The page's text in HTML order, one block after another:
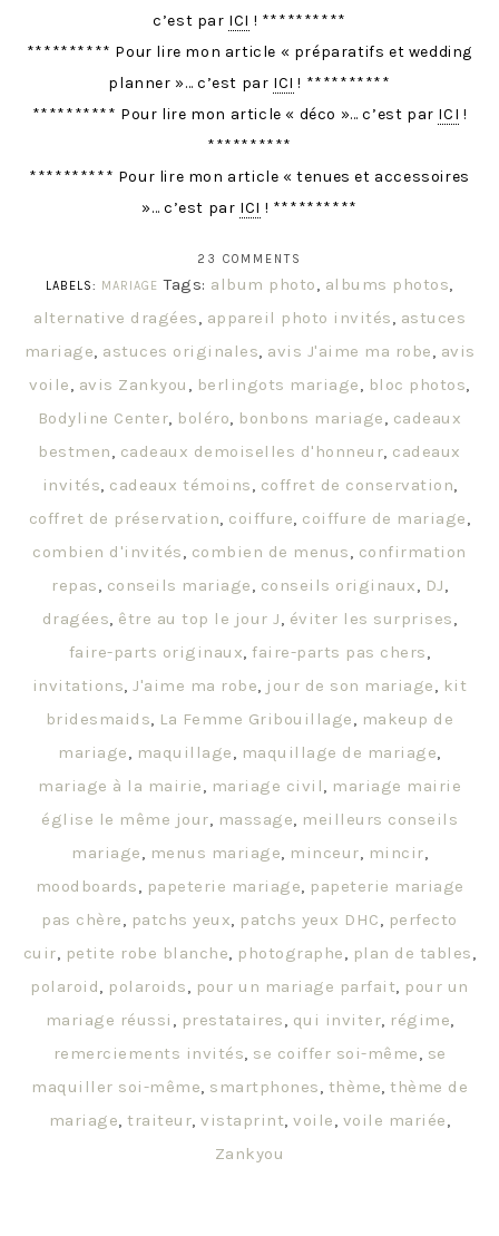
c’est par ICI ! **********
********** Pour lire mon article « préparatifs et wedding
planner »… c’est par ICI ! **********
********** Pour lire mon article « déco »… c’est par ICI !
**********
********** Pour lire mon article « tenues et accessoires
»… c’est par ICI ! **********
23 COMMENTS
LABELS: MARIAGE Tags: album photo, albums photos,
alternative dragées, appareil photo invités, astuces
mariage, astuces originales, avis J'aime ma robe, avis
voile, avis Zankyou , berlingots mariage, bloc photos,
Bodyline Center, boléro, bonbons mariage, cadeaux
bestmen, cadeaux demoiselles d'honneur, cadeaux
invités, cadeaux témoins, coffret de conservation,
coffret de préservation, coiffure, coiffure de mariage,
combien d'invités, combien de menus, confirmation
repas, conseils mariage, conseils originaux, DJ,
dragées, être au top le jour J, éviter les surprises,
faire-parts originaux,faire-parts pas chers,
invitations,J'aime ma robe, jour de son mariage, kit
bridesmaids, La Femme Gribouillage, makeup de
mariage, maquillage, maquillage de mariage,
mariage à la mairie, mariage civil, mariage mairie
église le même jour, massage, meilleurs conseils
mariage, menus mariage, minceur, mincir,
moodboards, papeterie mariage, papeterie mariage
pas chère, patchs yeux, patchs yeux DHC, perfecto
cuir, petite robe blanche, photographe, plan de tables,
polaroid, polaroids, pour un mariage parfait, pour un
mariage réussi , prestataires, qui inviter, régime,
remerciements invités, se coiffer soi-même, se
maquiller soi-même, smartphones, thème, thème de
mariage,traiteur,vistaprint,voile, voile mariée,
Zankyou